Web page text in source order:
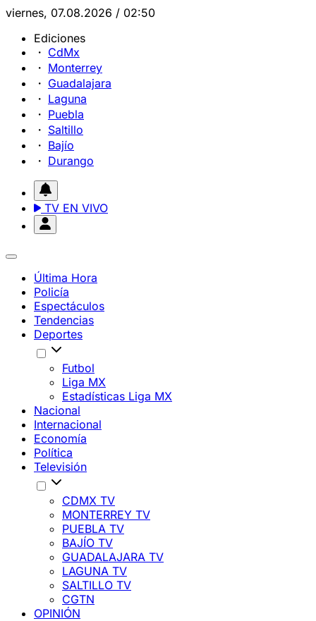
viernes, 07.08.2026 / 02:50
Ediciones
CdMx
Monterrey
Guadalajara
Laguna
Puebla
Saltillo
Bajío
Durango
TV EN VIVO
Última Hora
Policía
Espectáculos
Tendencias
Deportes
Futbol
Liga MX
Estadísticas Liga MX
Nacional
Internacional
Economía
Política
Televisión
CDMX TV
MONTERREY TV
PUEBLA TV
BAJÍO TV
GUADALAJARA TV
LAGUNA TV
SALTILLO TV
CGTN
OPINIÓN